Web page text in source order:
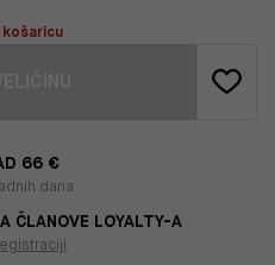
66 €
dana
ČLANOVE LOYALTY-A